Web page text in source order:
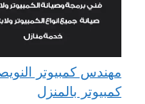
كمبيوتر بالمنزل